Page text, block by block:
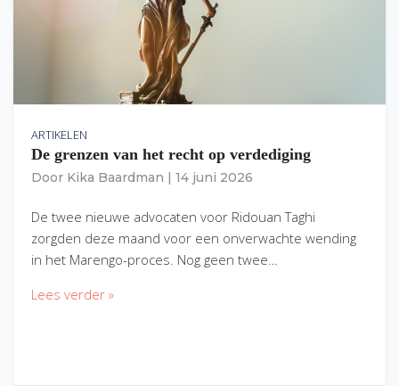
ARTIKELEN
De grenzen van het recht op verdediging
Door Kika Baardman 14 juni 2026
De twee nieuwe advocaten voor Ridouan Taghi
zorgden deze maand voor een onverwachte wending
in het Marengo-proces. Nog geen twee…
Lees verder »